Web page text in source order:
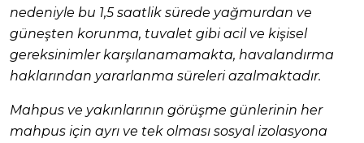
nedeniyle bu 1,5 saatlik sürede yağmurdan ve
güneşten korunma, tuvalet gibi acil ve kişisel
gereksinimler karşılanamamakta, havalandırma
haklarından yararlanma süreleri azalmaktadır.
Mahpus ve yakınlarının görüşme günlerinin her
mahpus için ayrı ve tek olması sosyal izolasyona